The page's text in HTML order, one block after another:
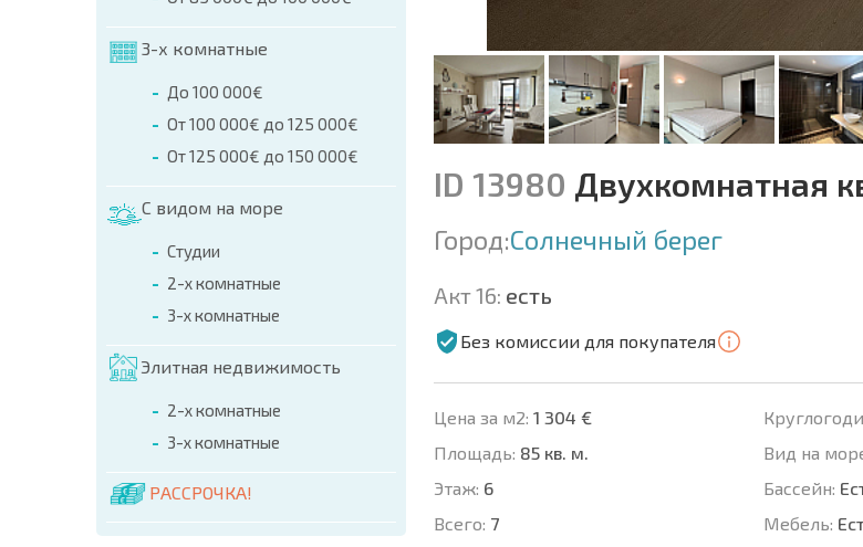
3-х комнатные
До 100 000€
От 100 000€ до 125 000€
От 125 000€ до 150 000€
С видом на море
Студии
2-х комнатные
3-х комнатные
Элитная недвижимость
2-х комнатные
3-х комнатные
РАССРОЧКА!
ID 13980 Двухкомнатная
Город:Солнечный берег
Акт 16: есть
Без комиссии для покупателя
Цена за м2: 1 304 €
Площадь: 85 кв. м.
Этаж: 6
Всего: 7
Вид на
Басcейн:
Мебель: